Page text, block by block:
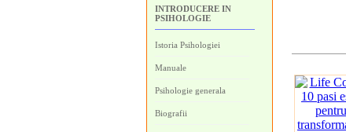
INTRODUCERE IN
PSIHOLOGIE
Istoria Psihologiei
Manuale
Psihologie generala
Biografii